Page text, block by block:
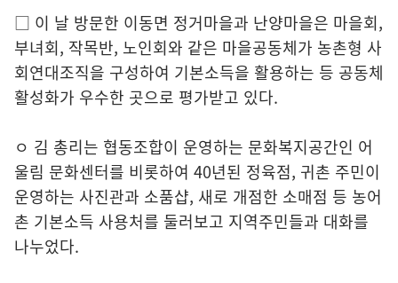
□ 이 날 방문한 이동면 정거마을과 난양마을은 마을회,
부녀회, 작목반, 노인회와 같은 마을공동체가 농촌형 사
회연대조직을 구성하여 기본소득을 활용하는 등 공동체
활성화가 우수한 곳으로 평가받고 있다.
ㅇ 김 총리는 협동조합이 운영하는 문화복지공간인 어
울림 문화센터를 비롯하여 40년된 정육점, 귀촌 주민이
운영하는 사진관과 소품샵, 새로 개점한 소매점 등 농어
촌 기본소득 사용처를 둘러보고 지역주민들과 대화를
나누었다.